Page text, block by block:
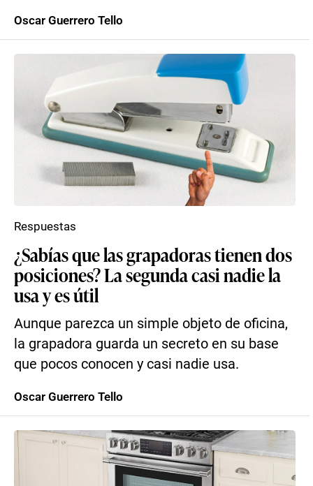
Oscar Guerrero Tello
¿Sabías que las grapadoras tienen dos
posiciones? La segunda casi nadie la
usa y es útil
Aunque parezca un simple objeto de oficina,
la grapadora guarda un secreto en su base
que pocos conocen y casi nadie usa.
Respuestas
Oscar Guerrero Tello